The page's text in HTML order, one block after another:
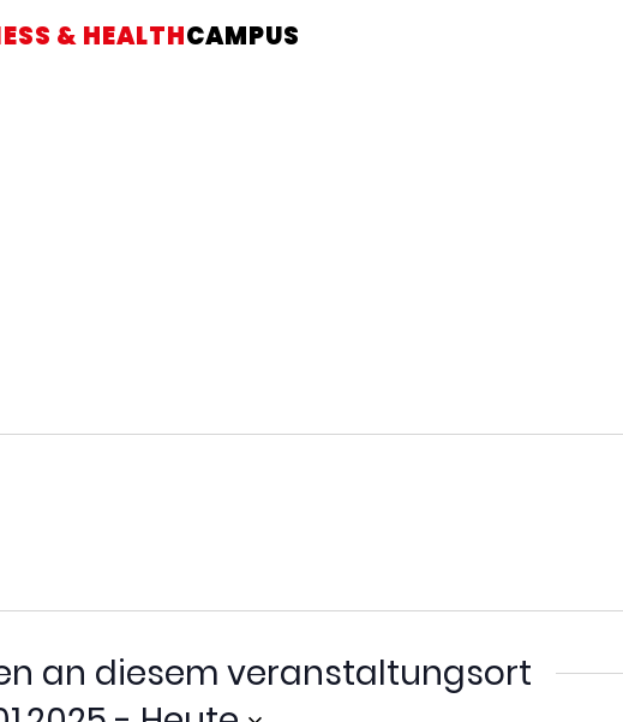
& HEALTHCAMPUS
an diesem veranstaltungsort